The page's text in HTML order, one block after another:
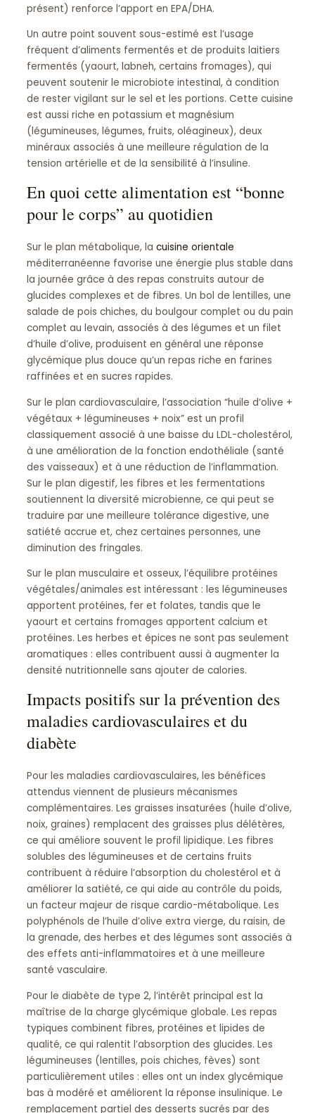
présent) renforce l’apport en EPA/DHA.
Un autre point souvent sous-estimé est l’usage
fréquent d’aliments fermentés et de produits laitiers
fermentés (yaourt, labneh, certains fromages), qui
peuvent soutenir le microbiote intestinal, à condition
de rester vigilant sur le sel et les portions. Cette cuisine
est aussi riche en potassium et magnésium
(légumineuses, légumes, fruits, oléagineux), deux
minéraux associés à une meilleure régulation de la
tension artérielle et de la sensibilité à l’insuline.
En quoi cette alimentation est “bonne
pour le corps” au quotidien
Sur le plan métabolique, la cuisine orientale
méditerranéenne favorise une énergie plus stable dans
la journée grâce à des repas construits autour de
glucides complexes et de fibres. Un bol de lentilles, une
salade de pois chiches, du boulgour complet ou du pain
complet au levain, associés à des légumes et un filet
d’huile d’olive, produisent en général une réponse
glycémique plus douce qu’un repas riche en farines
raffinées et en sucres rapides.
Sur le plan cardiovasculaire, l’association “huile d’olive +
végétaux + légumineuses + noix” est un profil
classiquement associé à une baisse du LDL-cholestérol,
à une amélioration de la fonction endothéliale (santé
des vaisseaux) et à une réduction de l’inflammation.
Sur le plan digestif, les fibres et les fermentations
soutiennent la diversité microbienne, ce qui peut se
traduire par une meilleure tolérance digestive, une
satiété accrue et, chez certaines personnes, une
diminution des fringales.
Sur le plan musculaire et osseux, l’équilibre protéines
végétales/animales est intéressant : les légumineuses
apportent protéines, fer et folates, tandis que le
yaourt et certains fromages apportent calcium et
protéines. Les herbes et épices ne sont pas seulement
aromatiques : elles contribuent aussi à augmenter la
densité nutritionnelle sans ajouter de calories.
Impacts positifs sur la prévention des
maladies cardiovasculaires et du
diabète
Pour les maladies cardiovasculaires, les bénéfices
attendus viennent de plusieurs mécanismes
complémentaires. Les graisses insaturées (huile d’olive,
noix, graines) remplacent des graisses plus délétères,
ce qui améliore souvent le profil lipidique. Les fibres
solubles des légumineuses et de certains fruits
contribuent à réduire l’absorption du cholestérol et à
améliorer la satiété, ce qui aide au contrôle du poids,
un facteur majeur de risque cardio-métabolique. Les
polyphénols de l’huile d’olive extra vierge, du raisin, de
la grenade, des herbes et des légumes sont associés à
des effets anti-inflammatoires et à une meilleure
santé vasculaire.
Pour le diabète de type 2, l’intérêt principal est la
maîtrise de la charge glycémique globale. Les repas
typiques combinent fibres, protéines et lipides de
qualité, ce qui ralentit l’absorption des glucides. Les
légumineuses (lentilles, pois chiches, fèves) sont
particulièrement utiles : elles ont un index glycémique
bas à modéré et améliorent la réponse insulinique. Le
remplacement partiel des desserts sucrés par des